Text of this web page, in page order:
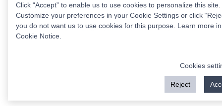
Click “Accept” to enable us to use cookies to personalize this site.
Customize your preferences in your Cookie Settings or click
you do not want us to use cookies for this purpose. Learn more
Cookie Notice
Cookies
Reject